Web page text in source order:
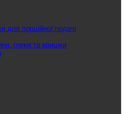
для порційної подачі
глеки та кришки